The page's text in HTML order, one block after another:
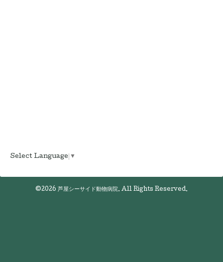
Select Language ▼
©2026 芦屋シーサイド動物病院. All Rights Reserved.